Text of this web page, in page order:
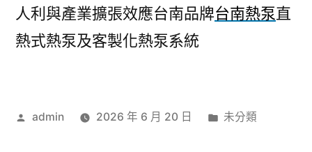
人利與產業擴張效應台南品牌台南熱泵直
熱式熱泵及客製化熱泵系統
作
admin 2026 年 6 月 20 日
分
未分類